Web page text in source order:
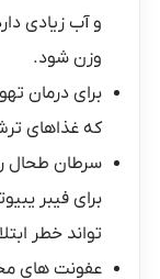
و آب زیادی
وزن شود.
برای درمان
که غذاهای
سرطان طحال
برای فیبر
تواند خطر
عفونت های